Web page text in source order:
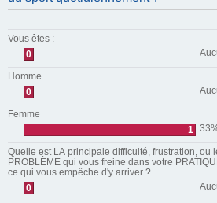
Vous êtes :
0
Homme
0
Femme
1
Quelle est LA principale difficulté, frustration, ou
PROBLÈME qui vous freine dans votre PRATIQUE DU
ce qui vous empêche d'y arriver ?
0